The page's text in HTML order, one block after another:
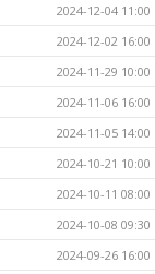
2024-12-04 11:00
2024-12-02 16:00
2024-11-29 10:00
2024-11-06 16:00
2024-11-05 14:00
2024-10-21 10:00
2024-10-11 08:00
2024-10-08 09:30
2024-09-26 16:00